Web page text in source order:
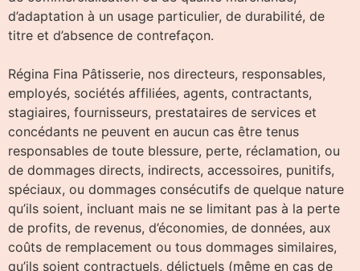
d’adaptation à un usage particulier, de durabilité, de
titre et d’absence de contrefaçon.
Régina Fina Pâtisserie, nos directeurs, responsables,
employés, sociétés affiliées, agents, contractants,
stagiaires, fournisseurs, prestataires de services et
concédants ne peuvent en aucun cas être tenus
responsables de toute blessure, perte, réclamation, ou
de dommages directs, indirects, accessoires, punitifs,
spéciaux, ou dommages consécutifs de quelque nature
qu’ils soient, incluant mais ne se limitant pas à la perte
de profits, de revenus, d’économies, de données, aux
coûts de remplacement ou tous dommages similaires,
qu’ils soient contractuels, délictuels (même en cas de